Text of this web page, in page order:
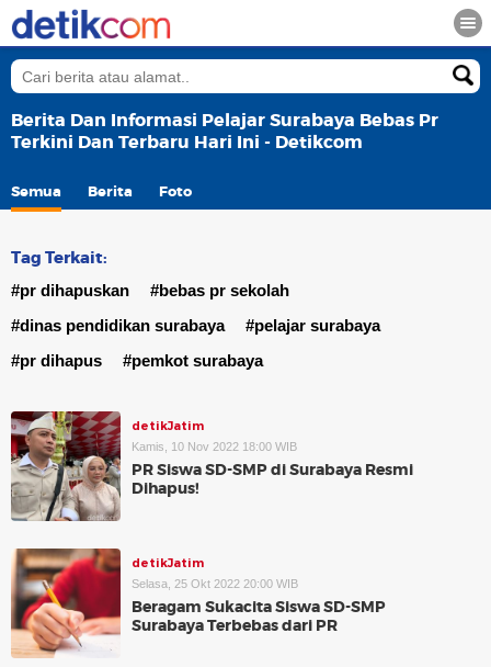
Berita Dan Informasi Pelajar Surabaya Bebas Pr
Terkini Dan Terbaru Hari Ini - Detikcom
Semua Berita Foto
Tag Terkait:
#pr dihapuskan
#bebas pr sekolah
#dinas pendidikan surabaya
#pelajar surabaya
#pr dihapus
#pemkot surabaya
detikJatim
Kamis, 10 Nov 2022 18:00 WIB
PR Siswa SD-SMP di Surabaya Resmi
Dihapus!
detikJatim
Selasa, 25 Okt 2022 20:00 WIB
Beragam Sukacita Siswa SD-SMP
Surabaya Terbebas dari PR